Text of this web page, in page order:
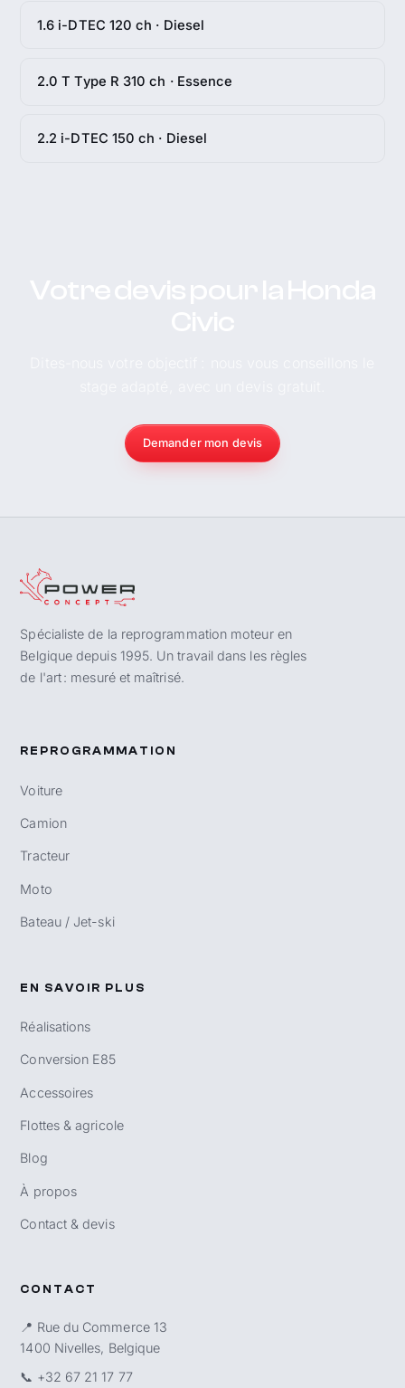
1.6 i-DTEC 120 ch · Diesel
2.0 T Type R 310 ch · Essence
2.2 i-DTEC 150 ch · Diesel
Demander mon devis
Spécialiste de la reprogrammation moteur en
Belgique depuis 1995. Un travail dans les règles
de l'art : mesuré et maîtrisé.
REPROGRAMMATION
Voiture
Camion
Tracteur
Moto
Bateau / Jet-ski
EN SAVOIR PLUS
Réalisations
Conversion E85
Accessoires
Flottes & agricole
Blog
À propos
Contact & devis
CONTACT
📍 Rue du Commerce 13
1400 Nivelles, Belgique
📞 +32 67 21 17 77